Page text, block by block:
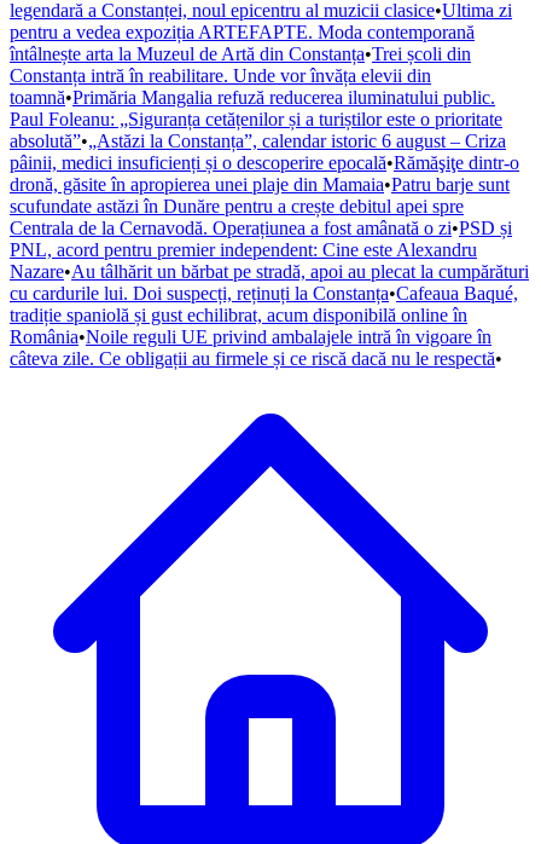
legendară a Constanței, noul epicentru al muzicii clasice•Ultima zi
pentru a vedea expoziția ARTEFAPTE. Moda contemporană
întâlnește arta la Muzeul de Artă din Constanța•Trei școli din
Constanța intră în reabilitare. Unde vor învăța elevii din
toamnă•Primăria Mangalia refuză reducerea iluminatului public.
Paul Foleanu: „Siguranța cetățenilor și a turiștilor este o prioritate
absolută”•„Astăzi la Constanța”, calendar istoric 6 august – Criza
pâinii, medici insuficienți și o descoperire epocală•Rămăşiţe dintr-o
dronă, găsite în apropierea unei plaje din Mamaia•Patru barje sunt
scufundate astăzi în Dunăre pentru a crește debitul apei spre
Centrala de la Cernavodă. Operațiunea a fost amânată o zi•PSD și
PNL, acord pentru premier independent: Cine este Alexandru
Nazare•Au tâlhărit un bărbat pe stradă, apoi au plecat la cumpărături
cu cardurile lui. Doi suspecți, reținuți la Constanța•Cafeaua Baqué,
tradiție spaniolă și gust echilibrat, acum disponibilă online în
România•Noile reguli UE privind ambalajele intră în vigoare în
câteva zile. Ce obligații au firmele și ce riscă dacă nu le respectă•